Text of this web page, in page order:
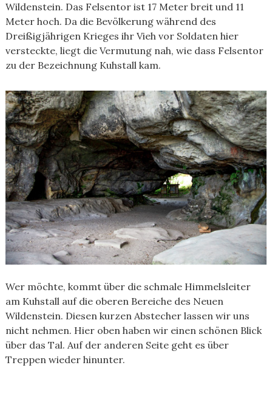
Wildenstein. Das Felsentor ist 17 Meter breit und 11
Meter hoch. Da die Bevölkerung während des
Dreißigjährigen Krieges ihr Vieh vor Soldaten hier
versteckte, liegt die Vermutung nah, wie dass Felsentor
zu der Bezeichnung Kuhstall kam.
Wer möchte, kommt über die schmale Himmelsleiter
am Kuhstall auf die oberen Bereiche des Neuen
Wildenstein. Diesen kurzen Abstecher lassen wir uns
nicht nehmen. Hier oben haben wir einen schönen Blick
über das Tal. Auf der anderen Seite geht es über
Treppen wieder hinunter.